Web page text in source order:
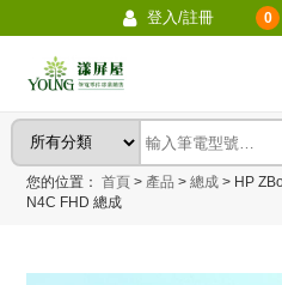
登入/註冊 0
您的位置：首頁 > 產品 > 總成 > HP
N4C FHD 總成